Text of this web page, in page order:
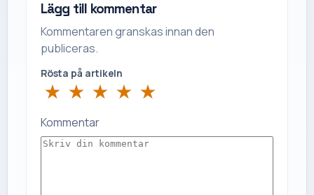
Lägg till kommentar
Kommentaren granskas innan den
publiceras.
Rösta på artikeln
★ ★ ★ ★ ★
Kommentar